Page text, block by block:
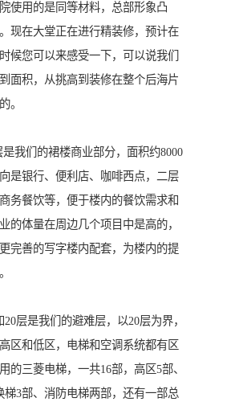
使用的是同等材料，总部形象凸
现在大堂正在进行精装修，预计在
候您可以来感受一下，可以说我们
面积，从挑高到装修在整个后海片
。
我们的裙楼商业部分，面积约8000
是银行、便利店、咖啡西点，二层
务餐饮等，便于楼内的餐饮需求和
的体量在周边几个项目中是高的，
完善的写字楼内配套，为楼内的提
层是我们的避难层，以20层为界，
区和低区，电梯和空调系统都有区
的三菱电梯，一共16部，高区5部、
梯3部、消防电梯两部，还有一部总